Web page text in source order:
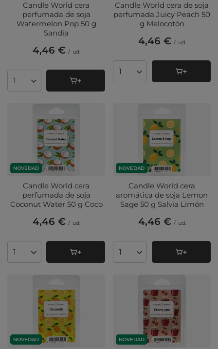
Candle World cera
perfumada de soja
Watermelon Pop 50 g
Sandía
4,46 € / ud.
Cantidad de productos
Candle World cera de soja
perfumada Juicy Peach 50
g Melocotón
4,46 € / ud.
Cantidad de productos
NOVEDAD
Candle World cera
perfumada de soja
Coconut Water 50 g Coco
4,46 € / ud.
Cantidad de productos
NOVEDAD
Candle World cera
aromática de soja Lemon
Sage 50 g Salvia Limón
4,46 € / ud.
Cantidad de productos
NOVEDAD NOVEDAD